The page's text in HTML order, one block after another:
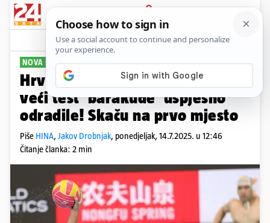
PRIJAVA
Sport Komentari
NOVA POBJEDA
Hrvatska - Crna Gora 13-11: Prvi
veći test 'barakude' uspješno
odradile! Skaču na prvo mjesto
Piše HINA, Jakov Drobnjak, ponedjeljak, 14.7.2025. u 12:46
Čitanje članka: 2 min